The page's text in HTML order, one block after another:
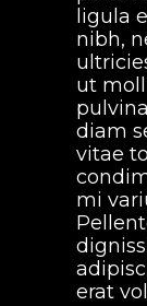
ligula
nibh,
ut
diam
vitae
mi
erat